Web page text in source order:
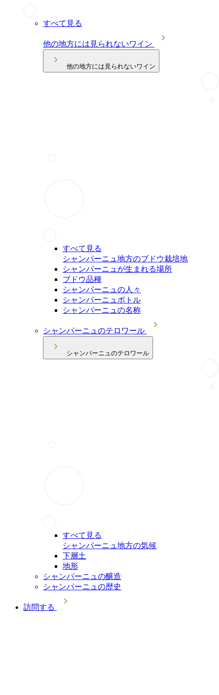
すべて見る
他の地方には見られないワイン
他の地方には見られないワイン
すべて見る
シャンパーニュ地方のブドウ栽培地
シャンパーニュが生まれる場所
ブドウ品種
シャンパーニュの人々
シャンパーニュボトル
シャンパーニュの名称
シャンパーニュのテロワール
シャンパーニュのテロワール
すべて見る
シャンパーニュ地方の気候
下層土
地形
シャンパーニュの醸造
シャンパーニュの歴史
訪問する